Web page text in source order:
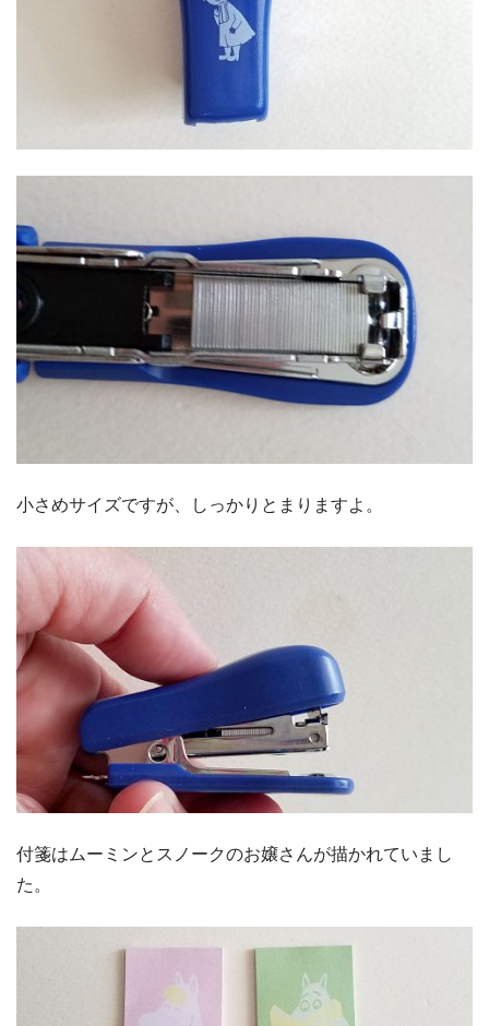
小さめサイズですが、しっかりとまりますよ。
付箋はムーミンとスノークのお嬢さんが描かれていまし
た。